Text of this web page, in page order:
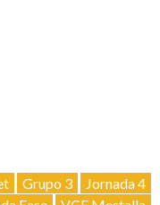
Grupo 3
Jornada 4